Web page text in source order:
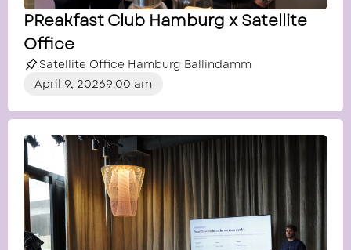
PReakfast Club Hamburg x Satellite
Office
Satellite Office Hamburg Ballindamm
April 9, 20269:00 am